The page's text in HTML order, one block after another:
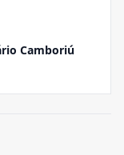
Camboriú